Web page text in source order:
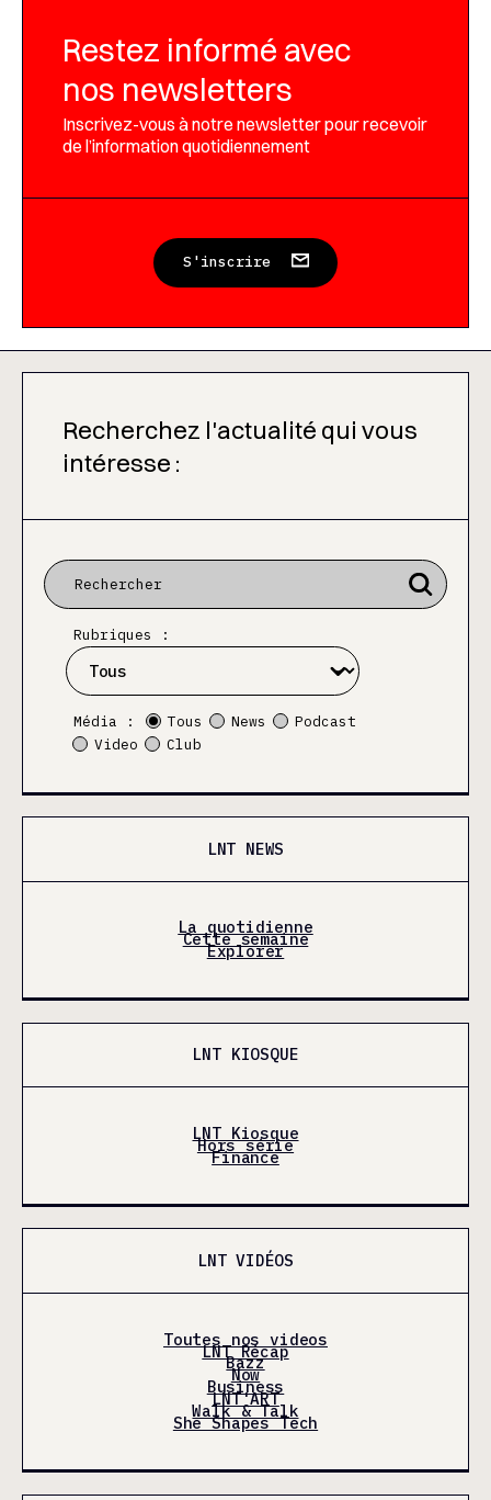
Restez informé avec
nos newsletters
Inscrivez-vous à notre newsletter pour recevoir
de l’information quotidiennement
S'inscrire
Recherchez l'actualité qui vous
intéresse :
Rubriques :
Média : Tous News
Podcast
Video
Club
LNT NEWS
La quotidienne
Cette semaine
Explorer
LNT KIOSQUE
LNT Kiosque
Hors série
Finance
LNT VIDÉOS
Toutes nos videos
LNT Récap
Bazz
Now
Business
LNT'ART
Walk & Talk
She Shapes Tech